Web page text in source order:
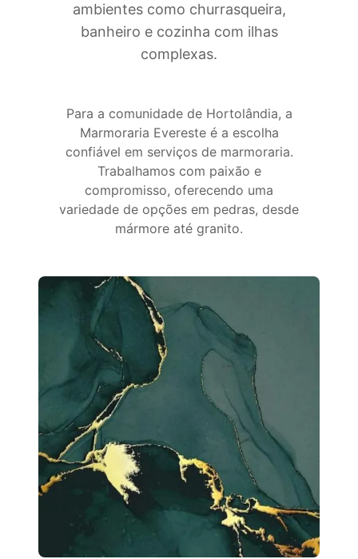
ambientes como churrasqueira,
banheiro e cozinha com ilhas
complexas.
Para a comunidade de Hortolândia, a
Marmoraria Evereste é a escolha
confiável em serviços de marmoraria.
Trabalhamos com paixão e
compromisso, oferecendo uma
variedade de opções em pedras, desde
mármore até granito.